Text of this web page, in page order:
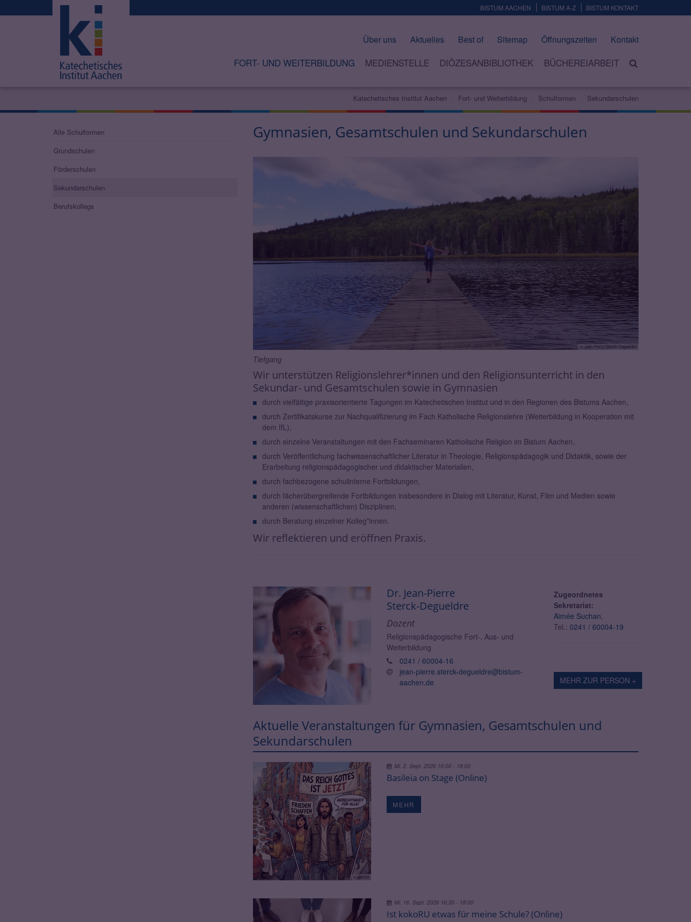
BISTUM AACHEN BISTUM A-Z BISTUM KONTAKT
Über uns Aktuelles Best of Sitemap Öffnungszeiten Kontakt
FORT- UND WEITERBILDUNG MEDIENSTELLE DIÖZESANBIBLIOTHEK BÜCHEREIARBEIT
Katechetisches Institut Aachen Fort- und Weiterbildung Schulformen Sekundarschulen
Gymnasien, Gesamtschulen und Sekundarschulen
© Jean-Pierre Sterck-Degueldre
Tiefgang
Wir unterstützen Religionslehrer*innen und den Religionsunterricht in den
Sekundar- und Gesamtschulen sowie in Gymnasien
durch vielfältige praxisorientierte Tagungen im Katechetischen Institut und in den Regionen des Bistums Aachen,
durch Zertifikatskurse zur Nachqualifizierung im Fach Katholische Religionslehre (Weiterbildung in Kooperation mit
dem IfL),
durch einzelne Veranstaltungen mit den Fachseminaren Katholische Religion im Bistum Aachen,
durch Veröffentlichung fachwissenschaftlicher Literatur in Theologie, Religionspädagogik und Didaktik, sowie der
Erarbeitung religionspädagogischer und didaktischer Materialien,
durch fachbezogene schulinterne Fortbildungen,
durch fächerübergreifende Fortbildungen insbesondere in Dialog mit Literatur, Kunst, Film und Medien sowie
anderen (wissenschaftlichen) Disziplinen,
durch Beratung einzelner Kolleg*innen.
Wir reflektieren und eröffnen Praxis.
Dr. Jean-Pierre
Sterck-Degueldre
Dozent
Religionspädagogische Fort-, Aus- und
Weiterbildung
0241 / 60004-16
jean-pierre.sterck-degueldre@bistum-
aachen.de
Zugeordnetes
Sekretariat:
Aimée Suchan,
Tel.: 0241 / 60004-19
MEHR ZUR PERSON +
Aktuelle Veranstaltungen für Gymnasien, Gesamtschulen und
Sekundarschulen
© gemini
Basileia on Stage (Online)
Mi. 2. Sept. 2026 16:00 - 18:00
MEHR
Ist kokoRU etwas für meine Schule? (Online)
Mi. 16. Sept. 2026 16:30 - 18:00
Alle Schulformen
Grundschulen
Förderschulen
Sekundarschulen
Berufskollegs